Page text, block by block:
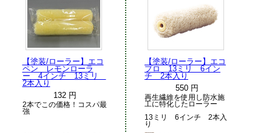
【塗装/ローラー】エコ
ペン レモンローラ
ー 4インチ 13ミリ
2本入り
132 円
2本でこの価格！コスパ最
強
【塗装/ローラー】エコ
プロ 13ミリ 6イン
チ 2本入り
550 円
再生繊維を使用し防水施
工に特化したローラー
13ミリ 6インチ 2本入
り